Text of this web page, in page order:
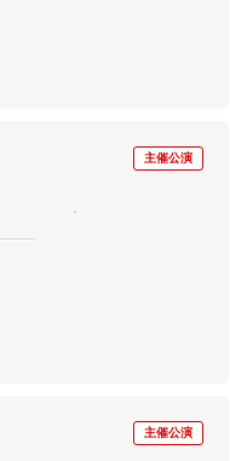
主催公演
主催公演